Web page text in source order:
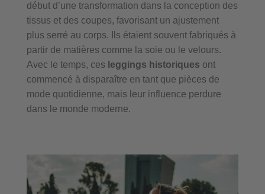
début d’une transformation dans la conception des
tissus et des coupes, favorisant un ajustement
plus serré au corps. Ils étaient souvent fabriqués à
partir de matières comme la soie ou le velours.
Avec le temps, ces leggings historiques ont
commencé à disparaître en tant que pièces de
mode quotidienne, mais leur influence perdure
dans le monde moderne.